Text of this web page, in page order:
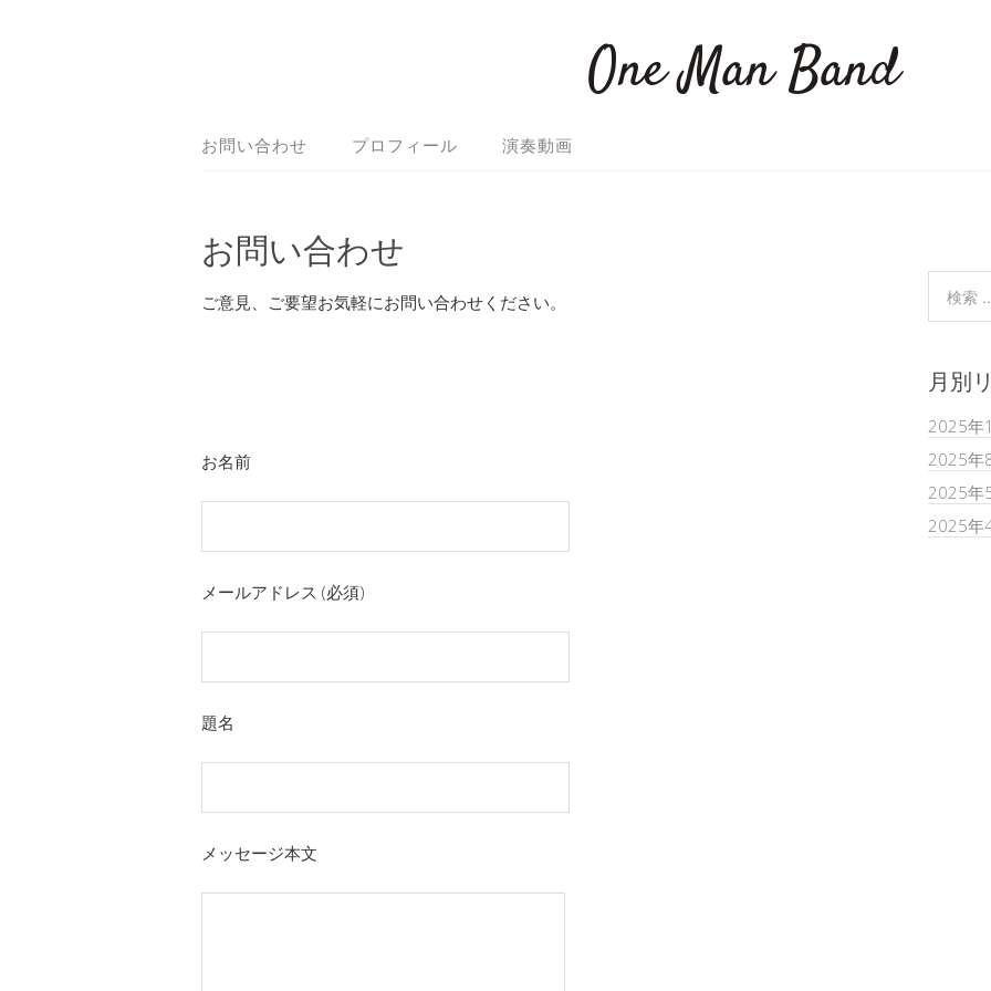
One Man Band
お問い合わせ プロフィール 演奏動画
お問い合わせ
ご意見、ご要望お気軽にお問い合わせください。
お名前
メールアドレス (必須)
題名
メッセージ本文
月別
2025年
2025年
2025年
2025年